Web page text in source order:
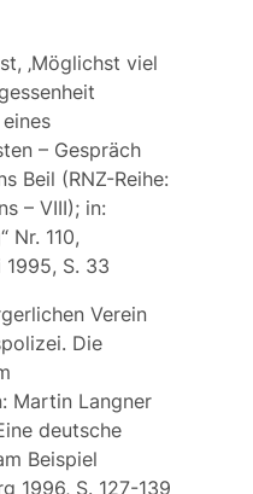
‚Möglichst viel
– Gespräch
Beil (RNZ-Reihe:
– VIII); in:
Nr. 110,
1995, S. 33
Verein
Die
Martin Langner
deutsche
Beispiel
1996, S. 127-139